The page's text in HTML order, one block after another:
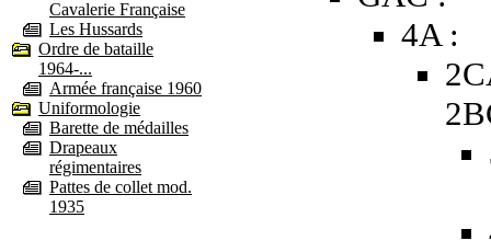
Cavalerie Française
Les Hussards
Ordre de bataille
1964-...
Armée française 1960
Uniformologie
Barette de médailles
Drapeaux
régimentaires
Pattes de collet mod.
1935
4A :